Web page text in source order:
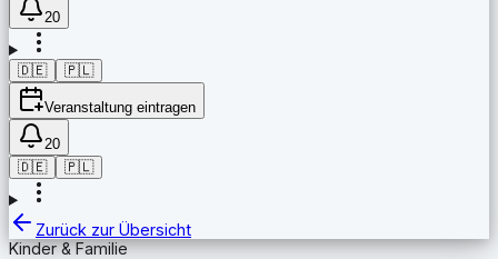
20
🇩🇪 🇵🇱
Veranstaltung eintragen
20
🇩🇪
🇵🇱
Zurück zur Übersicht
Kinder & Familie